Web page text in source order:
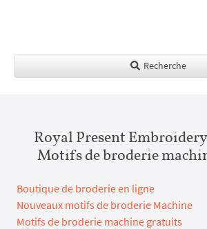
Recherche
Royal Present
Motifs de broderie
Boutique de broderie en ligne
Nouveaux motifs de broderie Machine
Motifs de broderie machine gratuits